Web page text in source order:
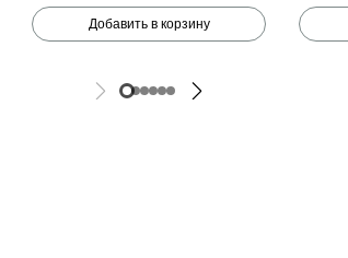
Добавить в корзину